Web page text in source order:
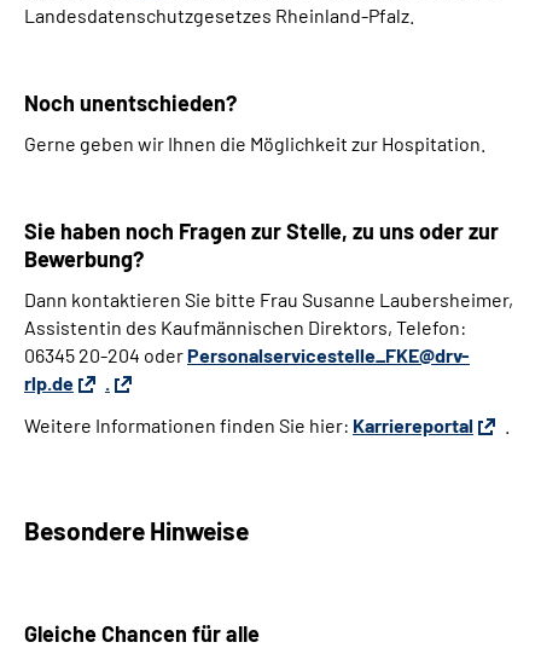
Landesdatenschutzgesetzes Rheinland-Pfalz.
Noch unentschieden?
Gerne geben wir Ihnen die Möglichkeit zur Hospitation.
Sie haben noch Fragen zur Stelle, zu uns oder zur
Bewerbung?
Dann kontaktieren Sie bitte Frau Susanne Laubersheimer,
Assistentin des Kaufmännischen Direktors, Telefon:
06345 20-204 oderPersonalservicestelle_FKE@drv-
rlp.de
Weitere Informationen finden Sie hier: Karriereportal
Besondere Hinweise
GleicheChancen für alle